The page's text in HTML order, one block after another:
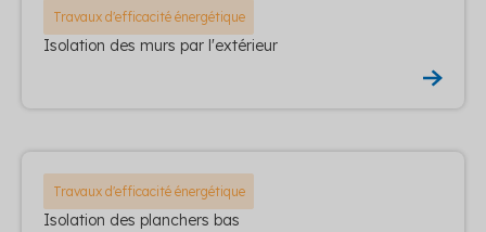
Travaux d'efficacité énergétique
Isolation des murs par l'extérieur
Travaux d'efficacité énergétique
Isolation des planchers bas